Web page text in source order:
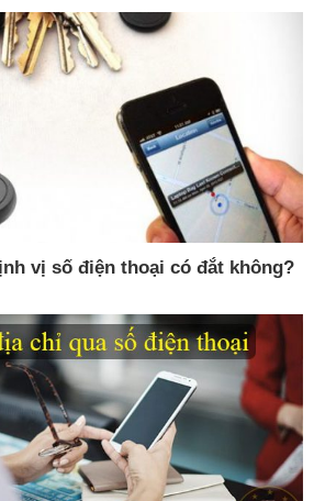
vị số điện thoại có đắt không?